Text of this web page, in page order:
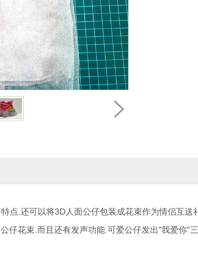
点.还可以将3D人面公仔包装成花束作为情侣互
仔花束.而且还有发声功能.可爱公仔发出"我爱你"